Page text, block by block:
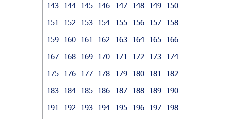
143
144 145 146 147 148 149
150
151
152 153 154 155 156 157
158
159
160 161 162 163 164 165
166
167
168 169 170 171 172 173
174
175
176 177 178 179 180 181
182
183
184 185 186 187 188 189
190
191
192 193 194 195 196 197
198